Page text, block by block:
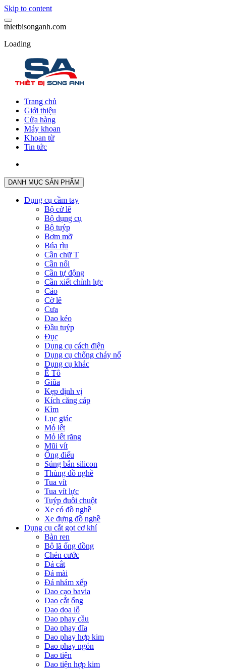
Skip to content
thietbisonganh.com
Loading
Trang chủ
Giới thiệu
Cửa hàng
Máy khoan
Khoan từ
Tin tức
DANH MỤC SẢN PHẨM
Dụng cụ cầm tay
Bộ cờ lê
Bộ dụng cụ
Bộ tuýp
Bơm mỡ
Búa rìu
Cần chữ T
Cần nối
Cần tự động
Cần xiết chỉnh lực
Cảo
Cờ lê
Cưa
Dao kéo
Đầu tuýp
Đục
Dụng cụ cách điện
Dụng cụ chống cháy nổ
Dụng cụ khác
Ê Tô
Giũa
Kẹp định vị
Kích căng cáp
Kìm
Lục giác
Mỏ lết
Mỏ lết răng
Mũi vít
Ống điếu
Súng bắn silicon
Thùng đồ nghề
Tua vít
Tua vít lực
Tuýp đuôi chuột
Xe có đồ nghề
Xe đựng đồ nghề
Dụng cụ cắt gọt cơ khí
Bàn ren
Bộ lã ống đồng
Chén cước
Đá cắt
Đá mài
Đá nhám xếp
Dao cạo bavia
Dao cắt ống
Dao doa lỗ
Dao phay cầu
Dao phay đĩa
Dao phay hợp kim
Dao phay ngón
Dao tiện
Dao tiện hợp kim